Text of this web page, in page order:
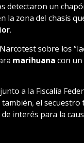
detectaron un
la zona del chasis
.
sobre los
marihuana con
a la Fiscalía
el secuestro
interés para la